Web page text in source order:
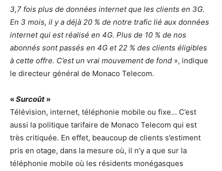
3,7 fois plus de données internet que les clients en 3G.
En 3 mois, il y a déjà 20 % de notre trafic lié aux données
internet qui est réalisé en 4G. Plus de 10 % de nos
abonnés sont passés en 4G et 22 % des clients éligibles
à cette offre. C’est un vrai mouvement de fond », indique
le directeur général de Monaco Telecom.
«Surcoût »
Télévision, internet, téléphonie mobile ou fixe… C’est
aussi la politique tarifaire de Monaco Telecom qui est
très critiquée. En effet, beaucoup de clients s’estiment
pris en otage, dans la mesure où, il n’y a que sur la
téléphonie mobile où les résidents monégasques